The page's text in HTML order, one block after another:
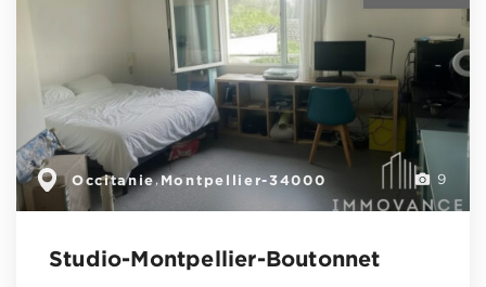
9
Occitanie,Montpellier-34000
Studio-Montpellier-Boutonnet